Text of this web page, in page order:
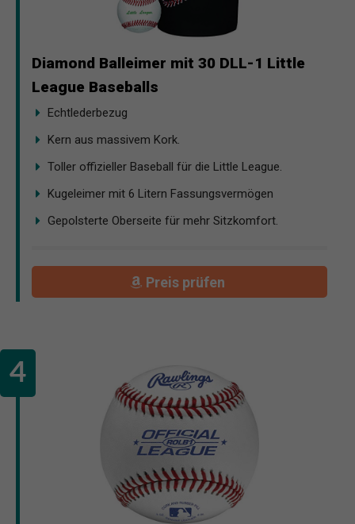
Diamond Balleimer mit 30 DLL-1 Little
League Baseballs
Echtlederbezug
Kern aus massivem Kork.
Toller offizieller Baseball für die Little League.
Kugeleimer mit 6 Litern Fassungsvermögen
Gepolsterte Oberseite für mehr Sitzkomfort.
Preis prüfen